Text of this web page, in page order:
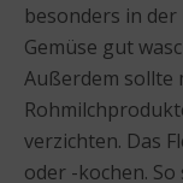
besonders in
Gemüse gut
Außerdem sollte
verzichten. Das
oder -kochen.